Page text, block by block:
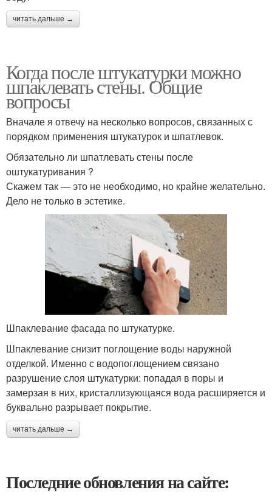
читать дальше →
Когда после штукатурки можно
шпаклевать стены. Общие
вопросы
Вначале я отвечу на несколько вопросов, связанных с
порядком применения штукатурок и шпатлевок.
Обязательно ли шпатлевать стены после
оштукатуривания ?
Скажем так — это не необходимо, но крайне желательно.
Дело не только в эстетике.
Шпаклевание фасада по штукатурке.
Шпаклевание снизит поглощение воды наружной
отделкой. Именно с водопоглощением связано
разрушение слоя штукатурки: попадая в поры и
замерзая в них, кристаллизующаяся вода расширяется и
буквально разрывает покрытие.
читать дальше →
Последние обновления на сайте: